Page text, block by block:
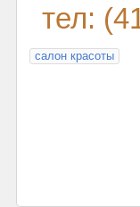
тел:
салон красоты